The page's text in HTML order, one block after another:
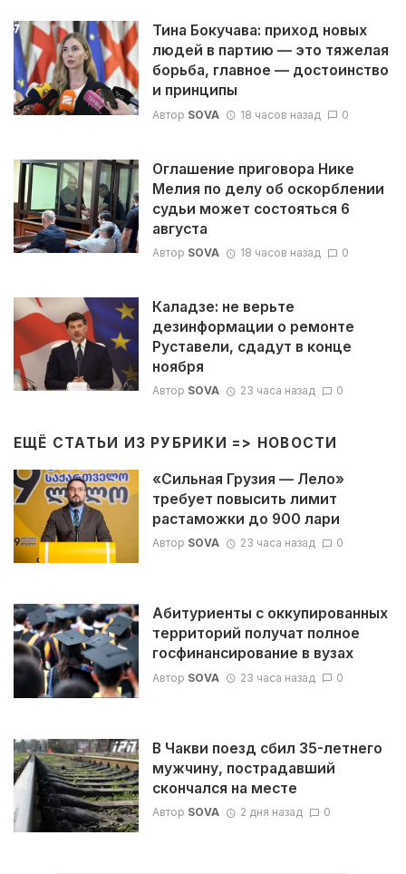
Тина Бокучава: приход новых
людей в партию — это тяжелая
борьба, главное — достоинство
и принципы
Автор SOVA 18 часов назад 0
Оглашение приговора Нике
Мелия по делу об оскорблении
судьи может состояться 6
августа
Автор SOVA 18 часов назад 0
Каладзе: не верьте
дезинформации о ремонте
Руставели, сдадут в конце
ноября
Автор SOVA 23 часа назад 0
ЕЩЁ СТАТЬИ ИЗ РУБРИКИ => НОВОСТИ
«Сильная Грузия — Лело»
требует повысить лимит
растаможки до 900 лари
Автор SOVA 23 часа назад 0
Абитуриенты с оккупированных
территорий получат полное
госфинансирование в вузах
Автор SOVA 23 часа назад 0
В Чакви поезд сбил 35-летнего
мужчину, пострадавший
скончался на месте
Автор SOVA 2 дня назад 0